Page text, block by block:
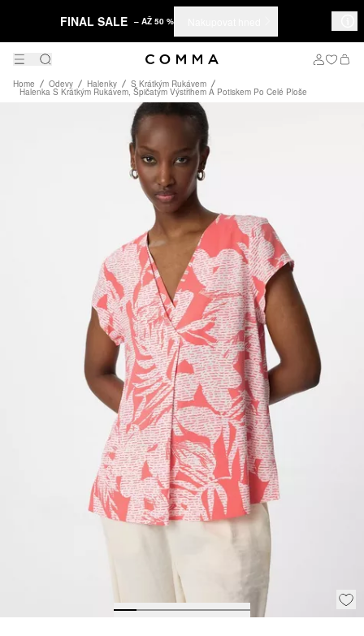
FINAL SALE – AŽ 50 %
Home Odevy Halenky S Krátkým Rukávem
Halenka S Krátkým Rukávem, Špičatým Výstřihem A Potiskem Po Celé Ploše